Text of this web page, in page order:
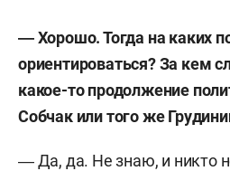
― Хорошо. Тогда на каких
ориентироваться? За кем
какое-то продолжение
Собчак или того же
― Да, да. Не знаю, и никто